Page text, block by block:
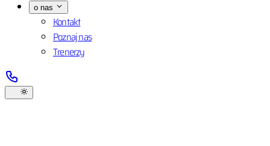
o nas
Kontakt
Poznaj nas
Trenerzy